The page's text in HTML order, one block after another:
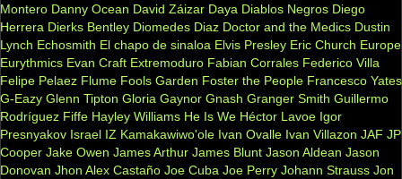
Montero Danny Ocean David Záizar Daya Diablos Negros Diego
Herrera Dierks Bentley Diomedes Diaz Doctor and the Medics Dustin
Lynch Echosmith El chapo de sinaloa Elvis Presley Eric Church Europe
Eurythmics Evan Craft Extremoduro Fabian Corrales Federico Villa
Felipe Pelaez Flume Fools Garden Foster the People Francesco Yates
G-Eazy Glenn Tipton Gloria Gaynor Gnash Granger Smith Guillermo
Rodríguez Fiffe Hayley Williams He Is We Héctor Lavoe Igor
Presnyakov Israel IZ Kamakawiwo'ole Ivan Ovalle Ivan Villazon JAF JP
Cooper Jake Owen James Arthur James Blunt Jason Aldean Jason
Donovan Jhon Alex Castaño Joe Cuba Joe Perry Johann Strauss Jon